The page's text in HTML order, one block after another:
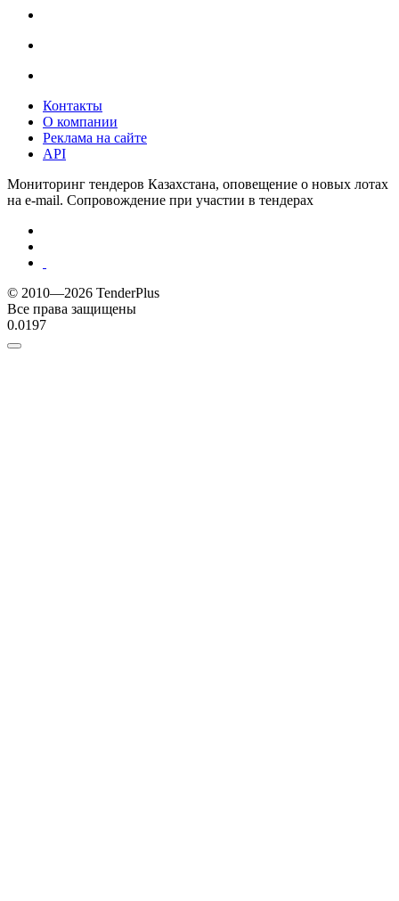
Контакты
О компании
Реклама на сайте
API
Мониторинг тендеров Казахстана, оповещение о новых лотах
на e-mail. Сопровождение при участии в тендерах
© 2010—2026 TenderPlus
Все права защищены
0.0197